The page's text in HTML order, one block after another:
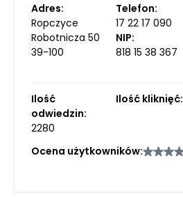
Adres:
Ropczyce
Robotnicza 50
39-100
Telefon:
17 22 17 090
NIP:
818 15 38 367
Ilość
odwiedzin:
2280
Ilość kliknięć:
Ocena użytkowników: